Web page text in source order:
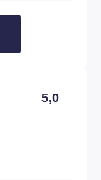
5,0